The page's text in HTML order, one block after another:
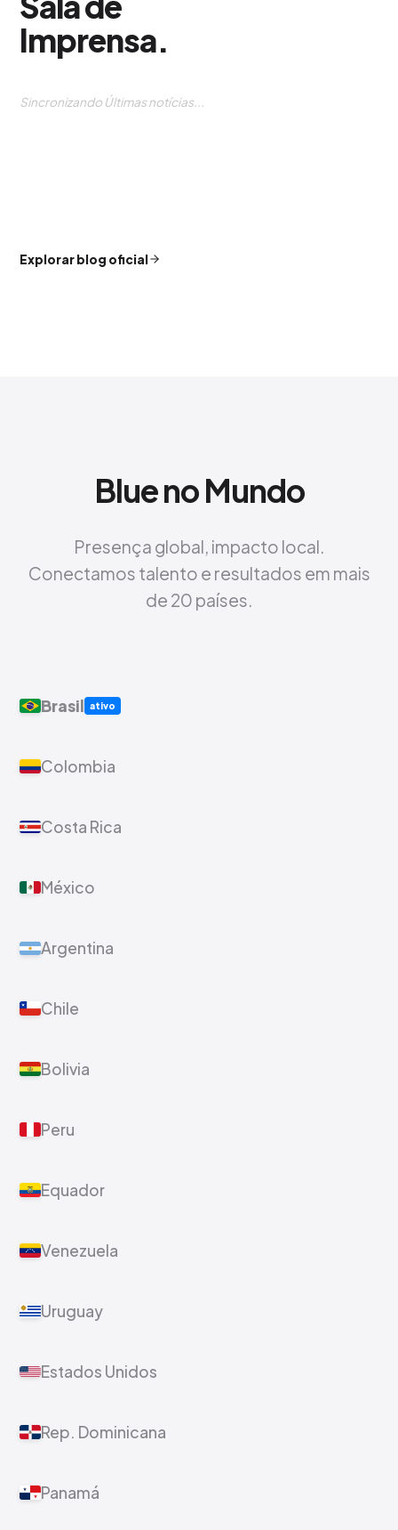
Imprensa.
Sincronizando Últimas notícias...
Explorar blog oficial
Blue no Mundo
Presença global, impacto local.
Conectamos talento e resultados em mais
de 20 países.
Brasil ativo
Colombia
Costa Rica
México
Argentina
Chile
Bolivia
Peru
Equador
Venezuela
Uruguay
Estados Unidos
Rep. Dominicana
Panamá